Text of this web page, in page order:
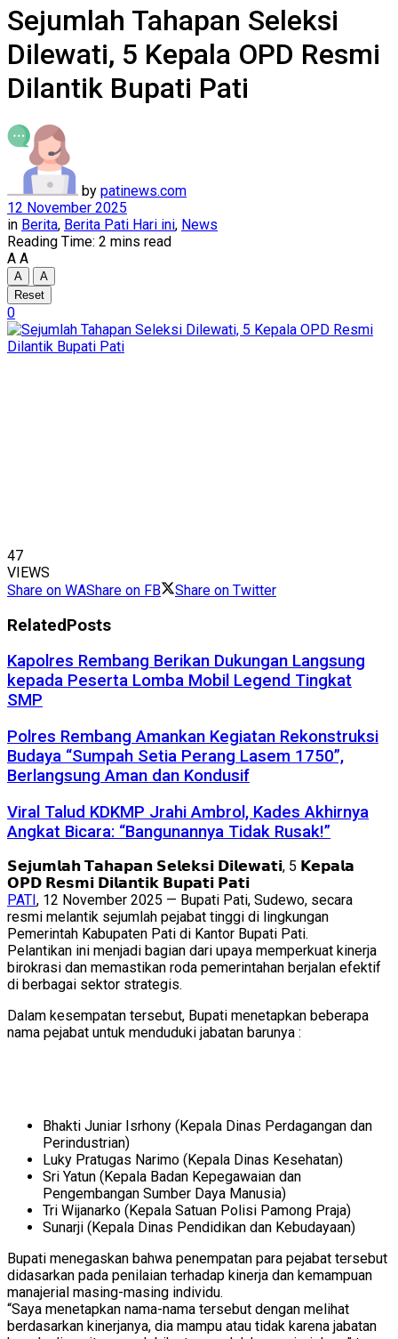
Sejumlah Tahapan Seleksi
Dilewati, 5 Kepala OPD Resmi
Dilantik Bupati Pati
by patinews.com
12 November 2025
in Berita, Berita Pati Hari ini, News
Reading Time: 2 mins read
A A
A
A
Reset
0
47
VIEWS
Share on WAShare on FB Share on Twitter
RelatedPosts
Kapolres Rembang Berikan Dukungan Langsung
kepada Peserta Lomba Mobil Legend Tingkat
SMP
Polres Rembang Amankan Kegiatan Rekonstruksi
Budaya “Sumpah Setia Perang Lasem 1750”,
Berlangsung Aman dan Kondusif
Viral Talud KDKMP Jrahi Ambrol, Kades Akhirnya
Angkat Bicara: “Bangunannya Tidak Rusak!”
𝗦𝗲𝗷𝘂𝗺𝗹𝗮𝗵 𝗧𝗮𝗵𝗮𝗽𝗮𝗻 𝗦𝗲𝗹𝗲𝗸𝘀𝗶 𝗗𝗶𝗹𝗲𝘄𝗮𝘁𝗶, 5 𝗞𝗲𝗽𝗮𝗹𝗮
𝗢𝗣𝗗 𝗥𝗲𝘀𝗺𝗶 𝗗𝗶𝗹𝗮𝗻𝘁𝗶𝗸 𝗕𝘂𝗽𝗮𝘁𝗶 𝗣𝗮𝘁𝗶
PATI , 12 November 2025 — Bupati Pati, Sudewo, secara
resmi melantik sejumlah pejabat tinggi di lingkungan
Pemerintah Kabupaten Pati di Kantor Bupati Pati.
Pelantikan ini menjadi bagian dari upaya memperkuat kinerja
birokrasi dan memastikan roda pemerintahan berjalan efektif
di berbagai sektor strategis.
Dalam kesempatan tersebut, Bupati menetapkan beberapa
nama pejabat untuk menduduki jabatan barunya :
Bhakti Juniar Isrhony (Kepala Dinas Perdagangan dan
Perindustrian)
Luky Pratugas Narimo (Kepala Dinas Kesehatan)
Sri Yatun (Kepala Badan Kepegawaian dan
Pengembangan Sumber Daya Manusia)
Tri Wijanarko (Kepala Satuan Polisi Pamong Praja)
Sunarji (Kepala Dinas Pendidikan dan Kebudayaan)
Bupati menegaskan bahwa penempatan para pejabat tersebut
didasarkan pada penilaian terhadap kinerja dan kemampuan
manajerial masing-masing individu.
“Saya menetapkan nama-nama tersebut dengan melihat
berdasarkan kinerjanya, dia mampu atau tidak karena jabatan